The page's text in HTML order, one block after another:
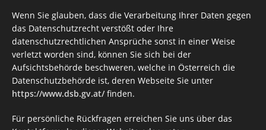
Wenn Sie glauben, dass die Verarbeitung Ihrer Daten gegen
das Datenschutzrecht verstößt oder Ihre
datenschutzrechtlichen Ansprüche sonst in einer Weise
verletzt worden sind, können Sie sich bei der
Aufsichtsbehörde beschweren, welche in Österreich die
Datenschutzbehörde ist, deren Webseite Sie unter
https://www.dsb.gv.at/finden.
Für persönliche Rückfragen erreichen Sie uns über das